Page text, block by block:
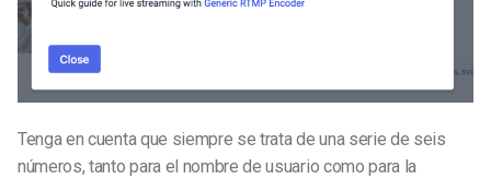
Tenga en cuenta que siempre se trata de una serie de seis
números, tanto para el nombre de usuario como para la